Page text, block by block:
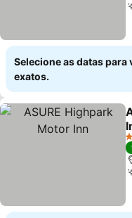
Selecione as datas para
exatos.
4